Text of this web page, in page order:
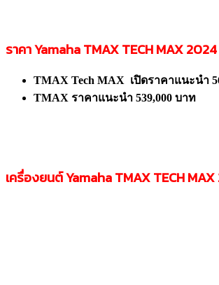
ราคา Yamaha TMAX TECH MAX 2024
TMAX Tech MAX เปิดราคาแนะนำ
TMAX ราคาแนะนำ 539,000 บาท
เครื่องยนต์ Yamaha TMAX TECH